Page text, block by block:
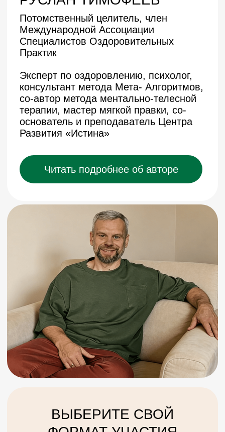
31.000₽
Выбрать этот тариф
ПРЕДСТАВЬТЕ: ВЫ
ПРОСЫПАЕТЕСЬ С
ЛЁГКОСТЬЮ,
ТЕЛО ЖИВОЕ, МЫСЛИ
ЧЕЛОВЕК,
КОТОРЫЙ ВАМ НРАВИТСЯ
Это и есть ваша Трансформация
НАЙДИТЕ ФОРМАТ,
КОТОРЫЙ ПОДХОДИТ
ИМЕННО ВАМ
Курс
Курс «Пищевая
пауза»
Тренинг
«Трансформация»
Ментально-телесная
терапия S2
«МИРОВОЗЗРЕНИЕ»
Ментально-телесная